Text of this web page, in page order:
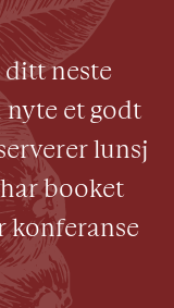
neste
et godt
lunsj
booket
konferanse